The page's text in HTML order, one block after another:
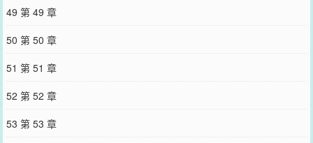
49 第 49 章
50 第 50 章
51 第 51 章
52 第 52 章
53 第 53 章